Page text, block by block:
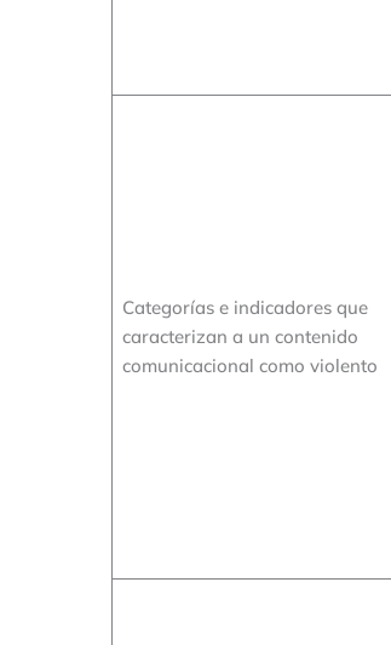
Categorías e indicadores que
caracterizan a un contenido
comunicacional como violento